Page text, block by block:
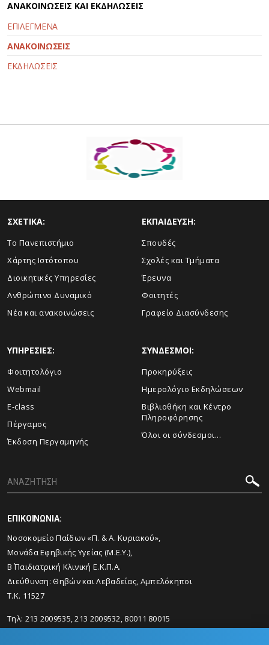
ΑΝΑΚΟΙΝΩΣΕΙΣ ΚΑΙ ΕΚΔΗΛΩΣΕΙΣ
ΕΠΙΛΕΓΜΕΝΑ
ΑΝΑΚΟΙΝΩΣΕΙΣ
ΕΚΔΗΛΩΣΕΙΣ
ΣΧΕΤΙΚΑ:
Το Πανεπιστήμιο
Χάρτης Ιστότοπου
Διοικητικές Υπηρεσίες
Ανθρώπινο Δυναμικό
Νέα και ανακοινώσεις
ΕΚΠΑΙΔΕΥΣΗ:
Σπουδές
Σχολές και Τμήματα
Έρευνα
Φοιτητές
Γραφείο Διασύνδεσης
ΥΠΗΡΕΣΙΕΣ:
Φοιτητολόγιο
Webmail
E-class
Πέργαμος
Έκδοση Περγαμηνής
ΣΥΝΔΕΣΜΟΙ:
Προκηρύξεις
Ημερολόγιο Εκδηλώσεων
Βιβλιοθήκη και Κέντρο
Πληροφόρησης
Όλοι οι σύνδεσμοι...
ΕΠΙΚΟΙΝΩΝΙΑ:
Νοσοκομείο Παίδων «Π. & Α. Κυριακού»,
Μονάδα Εφηβικής Υγείας (Μ.Ε.Υ.),
Β΄ Παιδιατρική Κλινική Ε.Κ.Π.Α.
Διεύθυνση: Θηβών και Λεβαδείας, Αμπελόκηποι
Τ.Κ. 11527
Τηλ: 213 2009535, 213 2009532, 80011 80015